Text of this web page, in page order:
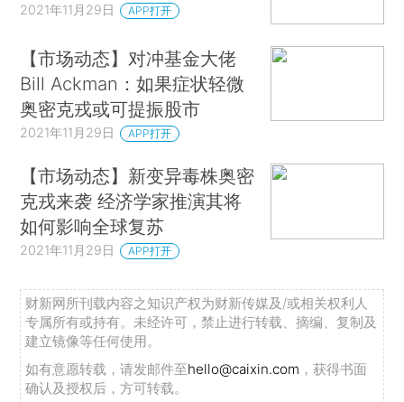
2021年11月29日 APP打开
【市场动态】对冲基金大佬
Bill Ackman：如果症状轻微
奥密克戎或可提振股市
2021年11月29日 APP打开
【市场动态】新变异毒株奥密
克戎来袭 经济学家推演其将
如何影响全球复苏
2021年11月29日 APP打开
财新网所刊载内容之知识产权为财新传媒及/或相关权利人
专属所有或持有。未经许可，禁止进行转载、摘编、复制及
建立镜像等任何使用。
如有意愿转载，请发邮件至hello@caixin.com ，获得书面
确认及授权后，方可转载。